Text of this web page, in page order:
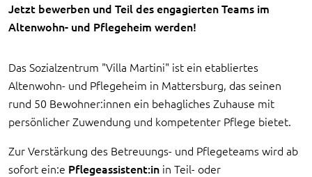
Jetzt bewerben und Teil des engagierten Teams im
Altenwohn- und Pflegeheim werden!
Das Sozialzentrum "Villa Martini" ist ein etabliertes
Altenwohn- und Pflegeheim in Mattersburg, das seinen
rund 50 Bewohner:innen ein behagliches Zuhause mit
persönlicher Zuwendung und kompetenter Pflege bietet.
Zur Verstärkung des Betreuungs- und Pflegeteams wird ab
sofort ein:e Pflegeassistent:in in Teil- oder